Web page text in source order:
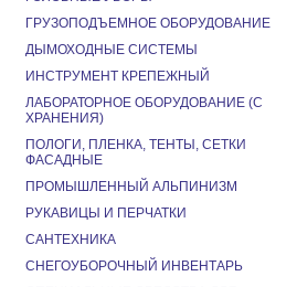
ГРУЗОПОДЪЕМНОЕ ОБОРУДОВАНИЕ
ДЫМОХОДНЫЕ СИСТЕМЫ
ИНСТРУМЕНТ КРЕПЕЖНЫЙ
ЛАБОРАТОРНОЕ ОБОРУДОВАНИЕ (С
ХРАНЕНИЯ)
ПОЛОГИ, ПЛЕНКА, ТЕНТЫ, СЕТКИ
ФАСАДНЫЕ
ПРОМЫШЛЕННЫЙ АЛЬПИНИЗМ
РУКАВИЦЫ И ПЕРЧАТКИ
САНТЕХНИКА
СНЕГОУБОРОЧНЫЙ ИНВЕНТАРЬ